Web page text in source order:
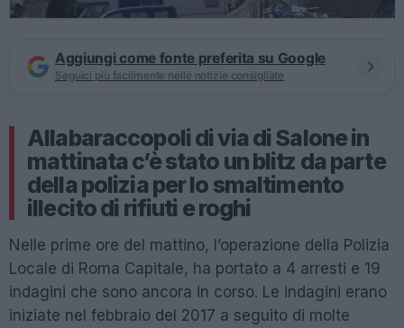
Aggiungi come fonte preferita su Google
Seguici più facilmente nelle notizie consigliate
Allabaraccopoli di via di Salone in
mattinata c’è stato un blitz da parte
della polizia per lo smaltimento
illecito di rifiuti e roghi
Nelle prime ore del mattino, l’operazione della Polizia
Locale di Roma Capitale, ha portato a 4 arresti e 19
indagini che sono ancora in corso. Le indagini erano
iniziate nel febbraio del 2017 a seguito di molte